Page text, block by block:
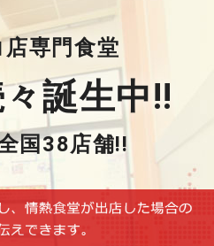
専門食堂
誕生中!!
国38店舗!!